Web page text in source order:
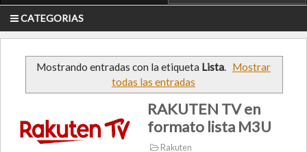
CATEGORIAS
Mostrando entradas con la etiqueta Lista. Mostrar
todas las entradas
RAKUTEN TV en
formato lista M3U
Rakuten